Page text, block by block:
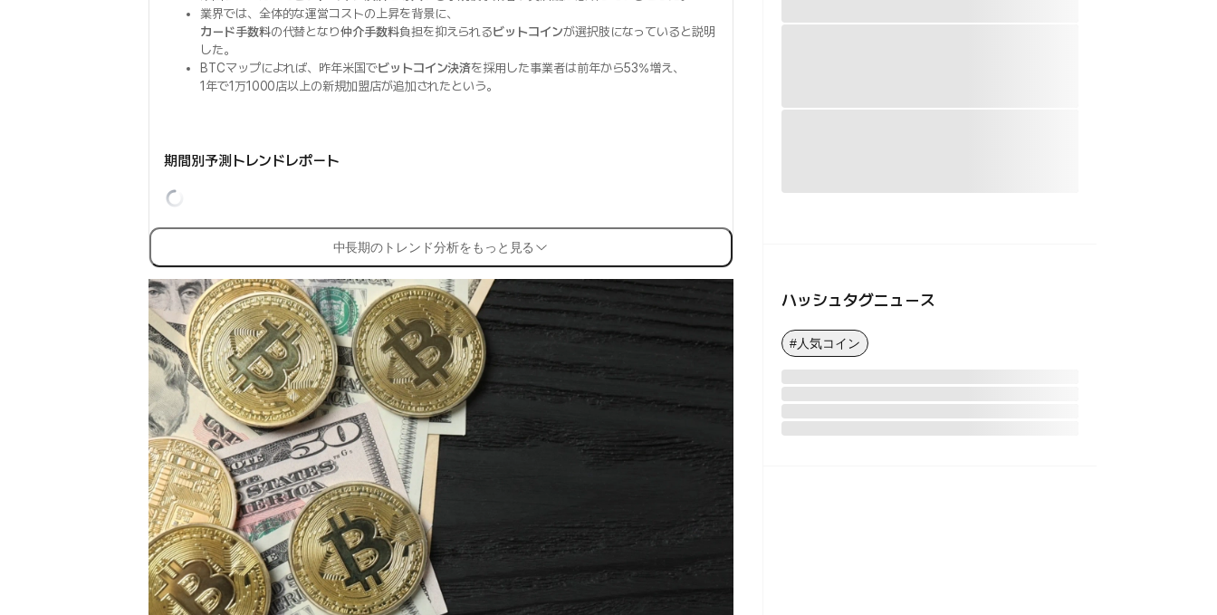
業界では、全体的な運営コストの上昇を背景に、
カード手数料の代替となり仲介手数料負担を抑えられるビットコインが選択肢になっていると説明
した。
BTCマップによれば、昨年米国でビットコイン決済を採用した事業者は前年から53%増え、
1年で1万1000店以上の新規加盟店が追加されたという。
期間別予測トレンドレポート
中長期のトレンド分析をもっと見る
ハッシュタグニュース
#人気コイン